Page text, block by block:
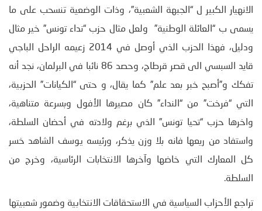
الانهيار الكبير ل “الجبهة الشعبية”، وذات الوضعية تنسحب على ما
يسمى ب “العائلة الوطنية” ولعل مثال حزب “نداء تونس” خير مثال
ودليل، فهذا الحزب الذي أوصل في 2014 زعيمه الراحل الباجي
قايد السبسي الى قصر قرطاج، وحصد 86 نائبا في البرلمان، نجد أنه
تفكك و”أصبح خبر بعد علم” كما يقال، و حتى “الكيانات” الحزبية،
التي “فرخت” من “النداء” كان مصيرها الأفول وبسرعة متناهية،
واخرها حزب “تحيا تونس” الذي برغم ولادته في أحضان السلطة،
واستفاد من ريعها فانه بلا وزن يذكر، ورئيسه يوسف الشاهد خسر
كل المعارك التي خاضها وآخرها الانتخابات الرئاسية، وخرج من
السلطة.
تراجع الأحزاب السياسية في الاستحقاقات الانتخابية وضمور شعبيتها